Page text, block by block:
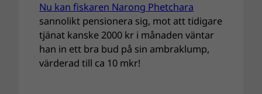
Nu kan fiskaren Narong Phetchara
sannolikt pensionera sig, mot att tidigare
tjänat kanske 2000 kr i månaden väntar
han in ett bra bud på sin ambraklump,
värderad till ca 10 mkr!